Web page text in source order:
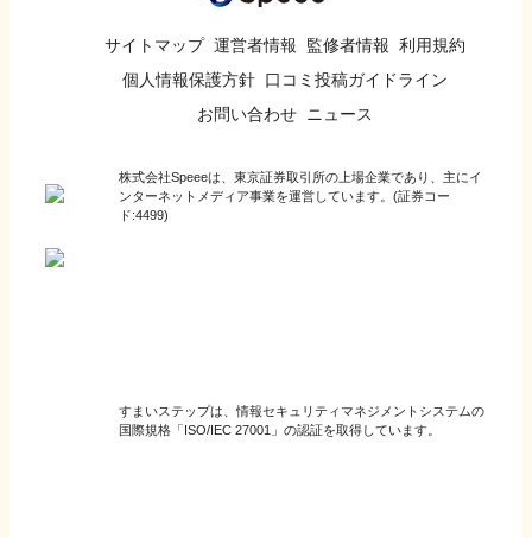
サイトマップ 運営者情報 監修者情報 利用規約
個人情報保護方針 口コミ投稿ガイドライン
お問い合わせ ニュース
株式会社Speeeは、東京証券取引所の上場企業であり、主にイ
ンターネットメディア事業を運営しています。(証券コー
ド:4499)
すまいステップは、情報セキュリティマネジメントシステムの
国際規格「ISO/IEC 27001」の認証を取得しています。